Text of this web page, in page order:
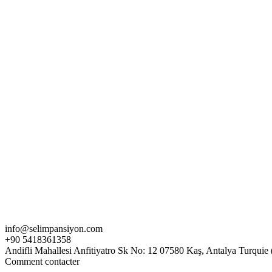
info@selimpansiyon.com
+90 5418361358
Andifli Mahallesi Anfitiyatro Sk No: 12 07580 Kaş, Antalya Turquie
Comment contacter